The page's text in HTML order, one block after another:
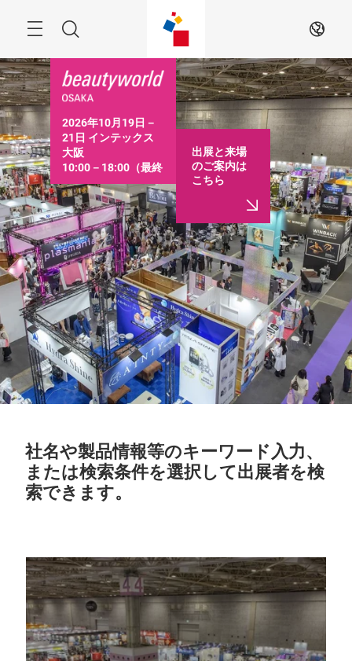
す
る
索
JA
2026年10月19日－
21日 インテックス
大阪
10:00－18:00（最終
日は16:30まで）
出展と来場
のご案内は
こちら
社名や製品情報等のキーワード入力、
または検索条件を選択して出展者を検
索できます。